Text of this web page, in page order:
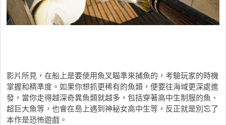
影片所見，在船上是要使用魚叉瞄準來捕魚的，考驗玩家的時機
掌握和精準度。如果你想抓更稀有的魚類，便要往海域更深處進
發，當你走得越深奇異魚類就越多，包括穿著高中生制服的魚、
超巨大魚等，也會在島上遇到神秘女高中生等，反正就是別忘了
本作是恐怖遊戲。